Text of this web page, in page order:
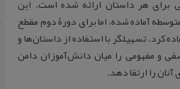
برای هر داستان ارائه شده است. این
آماده شده، اما برای دورۀ دوم مقطع
کرد. تسهیلگر با استفاده از داستان‌ها و
و مفهومی را میان دانش‌آموزان دامن
را ارتقا دهد.